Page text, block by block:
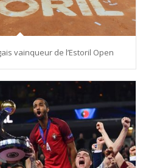
vainqueur de l’Estoril Open